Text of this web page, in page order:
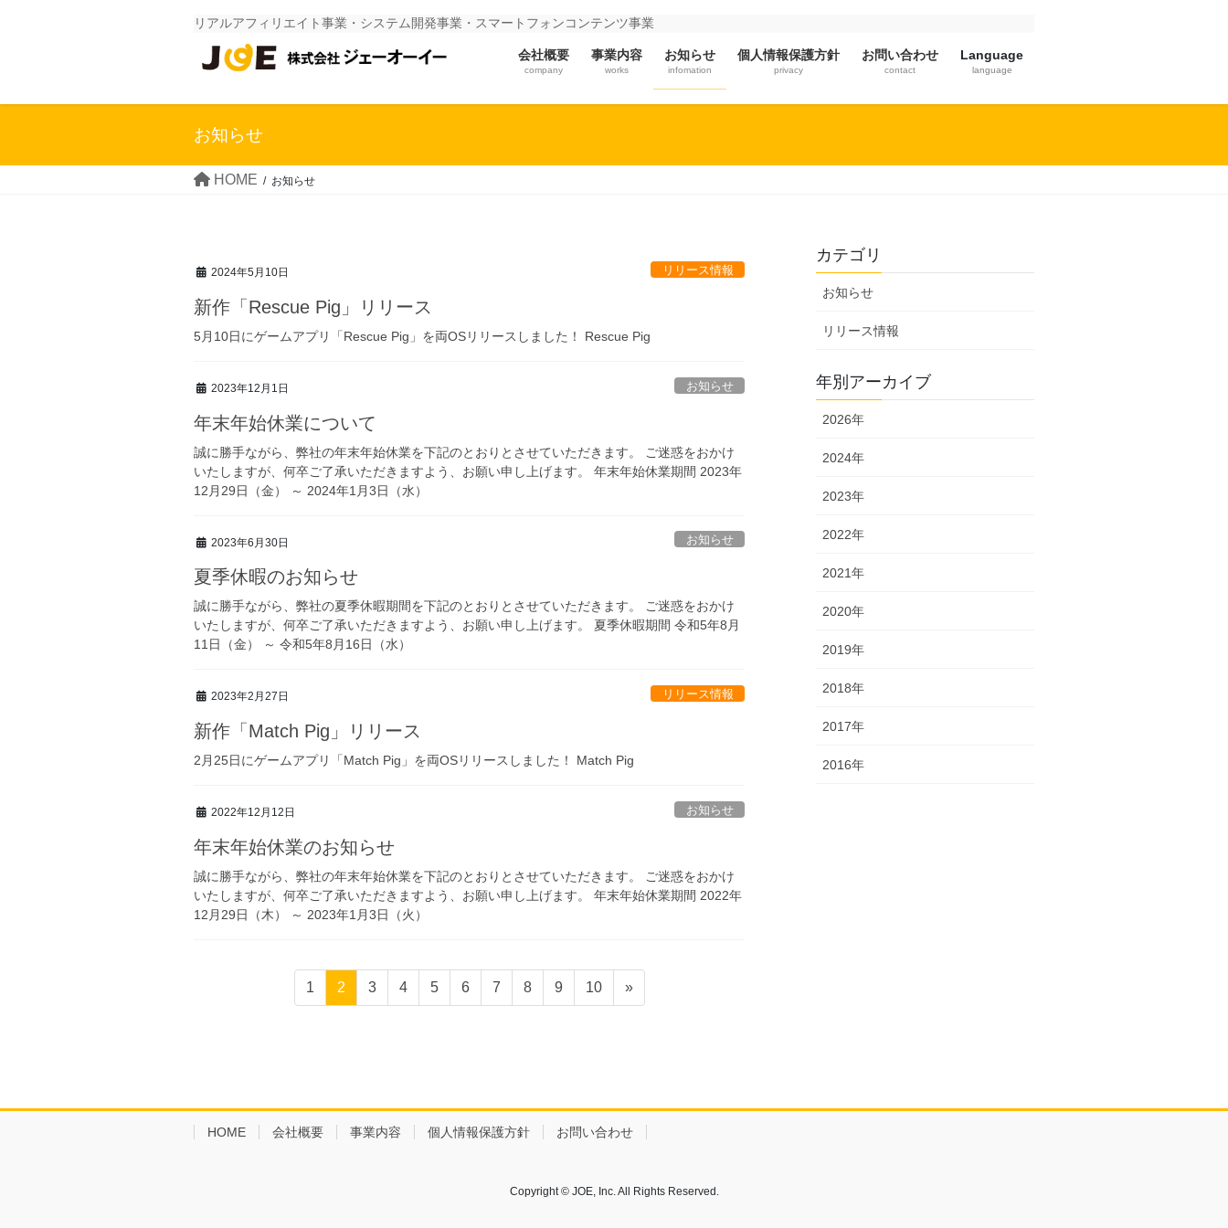
リアルアフィリエイト事業・システム開発事業・スマートフォンコンテンツ事業
会社概要
company
事業内容
works
お知らせ
infomation
個人情報保護方針
privacy
お問い合わせ
contact
Language
language
お知らせ
HOME お知らせ
2024年5月10日 リリース情報
新作「Rescue Pig」リリース
5月10日にゲームアプリ「Rescue Pig」を両OSリリースしました！ Rescue Pig
2023年12月1日 お知らせ
年末年始休業について
誠に勝手ながら、弊社の年末年始休業を下記のとおりとさせていただきます。 ご迷惑をおかけ
いたしますが、何卒ご了承いただきますよう、お願い申し上げます。 年末年始休業期間 2023年
12月29日（金） ～ 2024年1月3日（水）
2023年6月30日 お知らせ
夏季休暇のお知らせ
誠に勝手ながら、弊社の夏季休暇期間を下記のとおりとさせていただきます。 ご迷惑をおかけ
いたしますが、何卒ご了承いただきますよう、お願い申し上げます。 夏季休暇期間 令和5年8月
11日（金） ～ 令和5年8月16日（水）
2023年2月27日 リリース情報
新作「Match Pig」リリース
2月25日にゲームアプリ「Match Pig」を両OSリリースしました！ Match Pig
2022年12月12日 お知らせ
年末年始休業のお知らせ
誠に勝手ながら、弊社の年末年始休業を下記のとおりとさせていただきます。 ご迷惑をおかけ
いたしますが、何卒ご了承いただきますよう、お願い申し上げます。 年末年始休業期間 2022年
12月29日（木） ～ 2023年1月3日（火）
ゲ
ー
1 2 3 4 5 6 7 8 9 10 »
カテゴリ
お知らせ
リリース情報
年別アーカイブ
2026年
2024年
2023年
2022年
2021年
2020年
2019年
2018年
2017年
2016年
HOME 会社概要 事業内容 個人情報保護方針 お問い合わせ
Copyright © JOE, Inc. All Rights Reserved.